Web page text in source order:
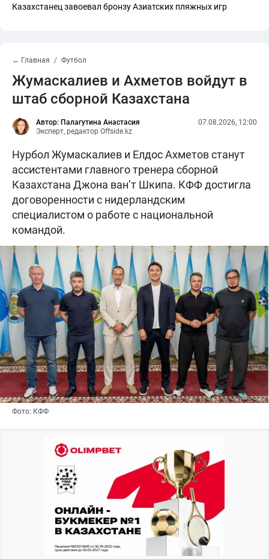
Казахстанец завоевал бронзу Азиатских пляжных игр
← Главная Футбол
Жумаскалиев и Ахметов войдут в
штаб сборной Казахстана
Автор: Палагутина Анастасия
Эксперт, редактор Offside.kz
07.08.2026, 12:00
Нурбол Жумаскалиев и Елдос Ахметов станут
ассистентами главного тренера сборной
Казахстана Джона ван’т Шкипа. КФФ достигла
договоренности с нидерландским
специалистом о работе с национальной
командой.
Фото: КФФ